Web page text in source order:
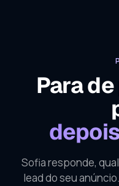
Para
Sofia responde,
lead do seu